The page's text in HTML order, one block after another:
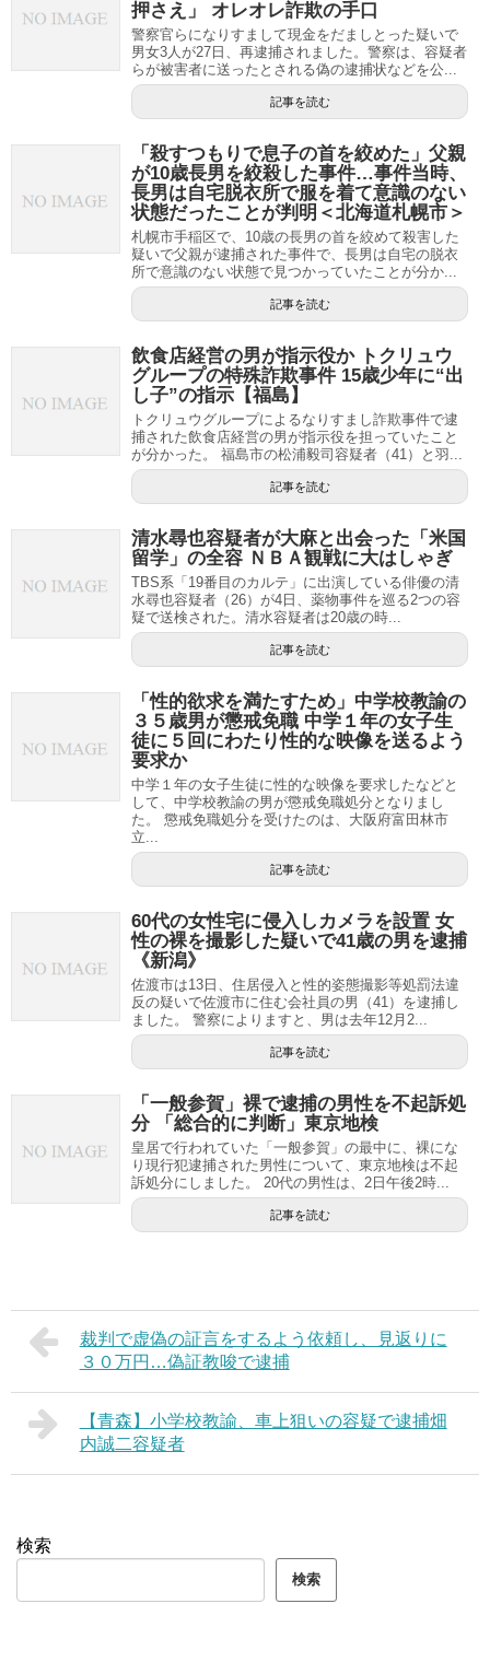
押さえ」 オレオレ詐欺の手口
警察官らになりすまして現金をだましとった疑いで
男女3人が27日、再逮捕されました。警察は、容疑者
らが被害者に送ったとされる偽の逮捕状などを公...
記事を読む
「殺すつもりで息子の首を絞めた」父親
が10歳長男を絞殺した事件…事件当時、
長男は自宅脱衣所で服を着て意識のない
状態だったことが判明＜北海道札幌市＞
札幌市手稲区で、10歳の長男の首を絞めて殺害した
疑いで父親が逮捕された事件で、長男は自宅の脱衣
所で意識のない状態で見つかっていたことが分か...
記事を読む
飲食店経営の男が指示役か トクリュウ
グループの特殊詐欺事件 15歳少年に“出
し子”の指示【福島】
トクリュウグループによるなりすまし詐欺事件で逮
捕された飲食店経営の男が指示役を担っていたこと
が分かった。 福島市の松浦毅司容疑者（41）と羽...
記事を読む
清水尋也容疑者が大麻と出会った「米国
留学」の全容 ＮＢＡ観戦に大はしゃぎ
TBS系「19番目のカルテ」に出演している俳優の清
水尋也容疑者（26）が4日、薬物事件を巡る2つの容
疑で送検された。清水容疑者は20歳の時...
記事を読む
「性的欲求を満たすため」中学校教諭の
３５歳男が懲戒免職 中学１年の女子生
徒に５回にわたり性的な映像を送るよう
要求か
中学１年の女子生徒に性的な映像を要求したなどと
して、中学校教諭の男が懲戒免職処分となりまし
た。 懲戒免職処分を受けたのは、大阪府富田林市
立...
記事を読む
60代の女性宅に侵入しカメラを設置 女
性の裸を撮影した疑いで41歳の男を逮捕
《新潟》
佐渡市は13日、住居侵入と性的姿態撮影等処罰法違
反の疑いで佐渡市に住む会社員の男（41）を逮捕し
ました。 警察によりますと、男は去年12月2...
記事を読む
「一般参賀」裸で逮捕の男性を不起訴処
分 「総合的に判断」東京地検
皇居で行われていた「一般参賀」の最中に、裸にな
り現行犯逮捕された男性について、東京地検は不起
訴処分にしました。 20代の男性は、2日午後2時...
記事を読む
裁判で虚偽の証言をするよう依頼し、見返りに
３０万円…偽証教唆で逮捕
【青森】小学校教諭、車上狙いの容疑で逮捕畑
内誠二容疑者
検索
検索